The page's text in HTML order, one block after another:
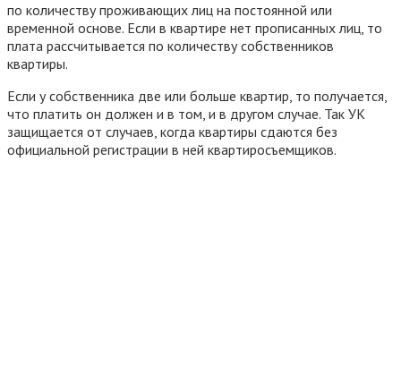
по количеству проживающих лиц на постоянной или
временной основе. Если в квартире нет прописанных лиц, то
плата рассчитывается по количеству собственников
квартиры.
Если у собственника две или больше квартир, то получается,
что платить он должен и в том, и в другом случае. Так УК
защищается от случаев, когда квартиры сдаются без
официальной регистрации в ней квартиросъемщиков.